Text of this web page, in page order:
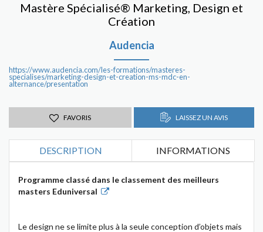
Mastère Spécialisé® Marketing, Design et
Création
Audencia
https://www.audencia.com/les-formations/masteres-
specialises/marketing-design-et-creation-ms-mdc-en-
alternance/presentation
FAVORIS LAISSEZ UN AVIS
DESCRIPTION INFORMATIONS
Programme classé dans le classement des meilleurs
masters Eduniversal
Le design ne se limite plus à la seule conception d’objets mais